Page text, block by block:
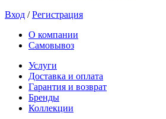
Вход /Регистрация
О компании
Самовывоз
Услуги
Доставка и оплата
Гарантия и возврат
Бренды
Коллекции